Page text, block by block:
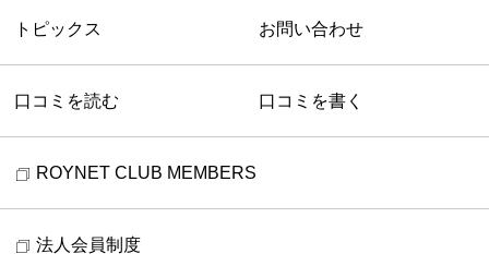
トピックス お問い合わせ
口コミを読む 口コミを書く
ROYNET CLUB MEMBERS
法人会員制度